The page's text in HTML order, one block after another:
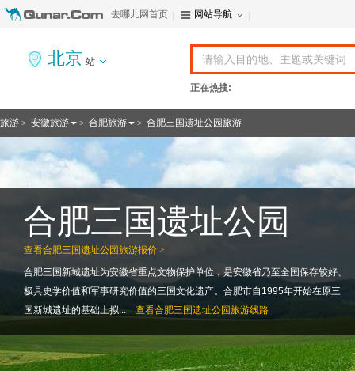
去哪儿网首页 网站导航
北京 站
正在热搜:
旅游 > 安徽旅游 > 合肥旅游 > 合肥三国遗址公园旅游
查看合肥三国遗址公园旅游报价 >
合肥三国遗址公园
合肥三国新城遗址为安徽省重点文物保护单位，是安徽省乃至全国保存较好、
极具史学价值和军事研究价值的三国文化遗产。合肥市自1995年开始在原三
国新城遗址的基础上拟...
查看合肥三国遗址公园旅游线路